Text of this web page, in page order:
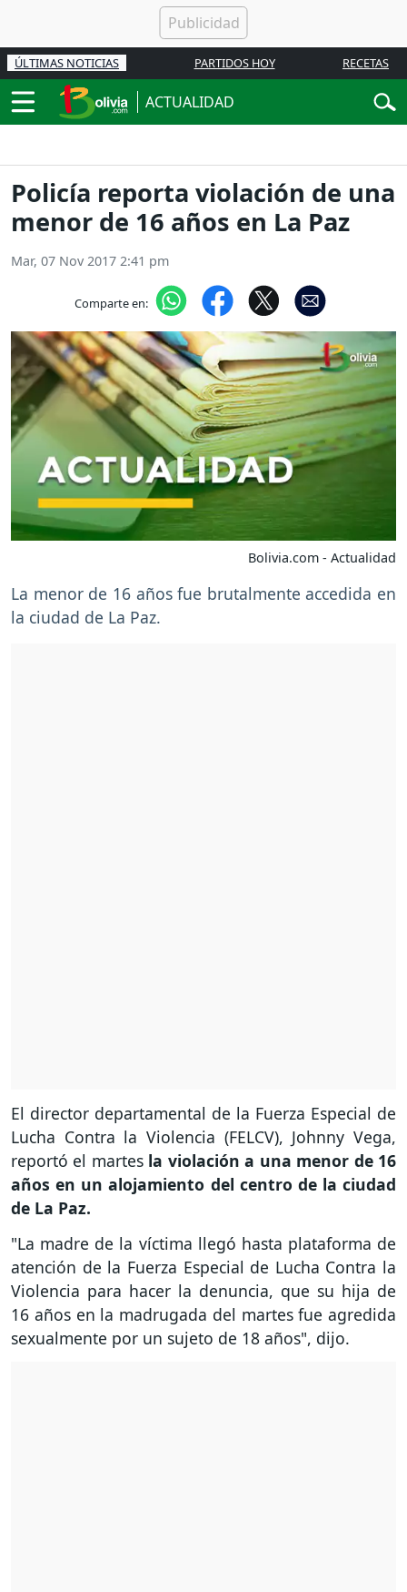
ÚLTIMAS NOTICIAS PARTIDOS HOY RECETAS
ACTUALIDAD
Policía reporta violación de una
menor de 16 años en La Paz
Mar, 07 Nov 2017 2:41 pm
Comparte en:
Bolivia.com - Actualidad
La menor de 16 años fue brutalmente accedida en
la ciudad de La Paz.
El director departamental de la Fuerza Especial de
Lucha Contra la Violencia (FELCV), Johnny Vega,
reportó el martes la violación a una menor de 16
años en un alojamiento del centro de la ciudad
de La Paz.
"La madre de la víctima llegó hasta plataforma de
atención de la Fuerza Especial de Lucha Contra la
Violencia para hacer la denuncia, que su hija de
16 años en la madrugada del martes fue agredida
sexualmente por un sujeto de 18 años", dijo.